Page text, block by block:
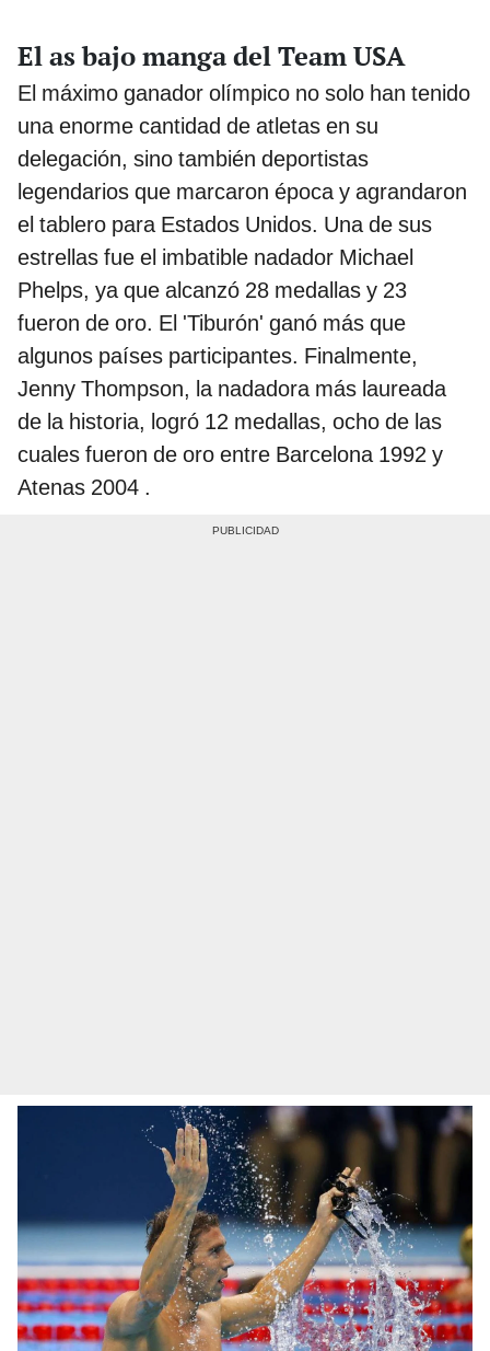
El as bajo manga del Team USA
El máximo ganador olímpico no solo han tenido
una enorme cantidad de atletas en su
delegación, sino también deportistas
legendarios que marcaron época y agrandaron
el tablero para Estados Unidos. Una de sus
estrellas fue el imbatible nadador Michael
Phelps, ya que alcanzó 28 medallas y 23
fueron de oro. El 'Tiburón' ganó más que
algunos países participantes. Finalmente,
Jenny Thompson, la nadadora más laureada
de la historia, logró 12 medallas, ocho de las
cuales fueron de oro entre Barcelona 1992 y
Atenas 2004 .